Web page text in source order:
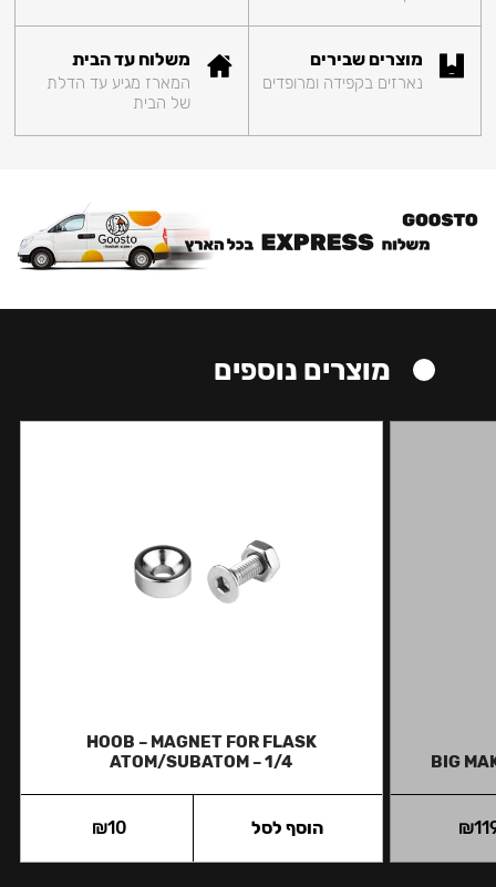
מוצרים שבירים
נארזים בקפידה ומרופדים
משלוח עד הבית
המארז מגיע עד הדלת
של הבית
מוצרים נוספים
BIG
₪
HOOB – MAGNET FOR FLASK
ATOM/SUBATOM – 1/4
₪10 הוסף לסל